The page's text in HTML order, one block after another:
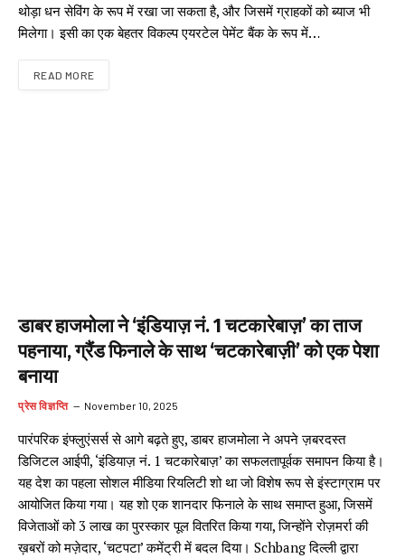
थोड़ा धन सेविंग के रूप में रखा जा सकता है, और जिसमें ग्राहकों को ब्याज भी
मिलेगा। इसी का एक बेहतर विकल्प एयरटेल पेमेंट बैंक के रूप में…
READ MORE
डाबर हाजमोला ने ‘इंडियाज़ नं. 1 चटकारेबाज़’ का ताज
पहनाया, ग्रैंड फिनाले के साथ ‘चटकारेबाज़ी’ को एक पेशा
बनाया
प्रेस विज्ञप्ति November 10, 2025
पारंपरिक इंफ्लुएंसर्स से आगे बढ़ते हुए, डाबर हाजमोला ने अपने ज़बरदस्त
डिजिटल आईपी, ‘इंडियाज़ नं. 1 चटकारेबाज़’ का सफलतापूर्वक समापन किया है।
यह देश का पहला सोशल मीडिया रियलिटी शो था जो विशेष रूप से इंस्टाग्राम पर
आयोजित किया गया। यह शो एक शानदार फिनाले के साथ समाप्त हुआ, जिसमें
विजेताओं को ₹3 लाख का पुरस्कार पूल वितरित किया गया, जिन्होंने रोज़मर्रा की
ख़बरों को मज़ेदार, ‘चटपटा’ कमेंट्री में बदल दिया। Schbang दिल्ली द्वारा